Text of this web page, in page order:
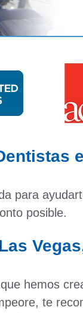
para
posible.
hemos
te